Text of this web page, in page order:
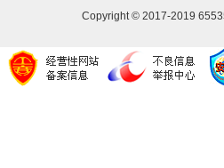
Copyright © 2017-2019